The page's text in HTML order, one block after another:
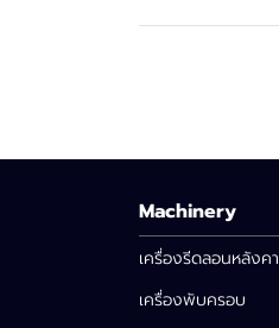
Machinery
เครื่องรีดลอนหลังคา
เครื่องพับครอบ